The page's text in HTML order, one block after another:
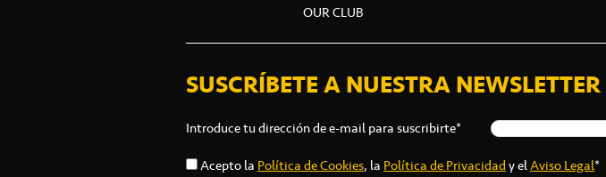
OUR CLUB
SUSCRÍBETE A NUESTRA NEWSLETTER
Introduce tu dirección de e-mail para suscribirte*
Acepto la Política de Cookies, la Política de Privacidady elAviso Legal*